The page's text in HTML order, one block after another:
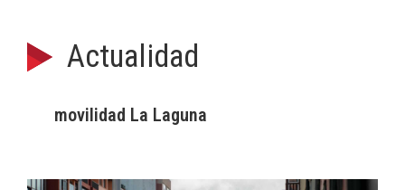
Actualidad
movilidad La Laguna